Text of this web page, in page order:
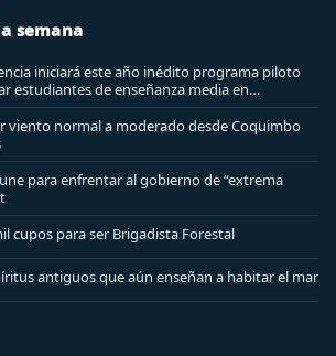
semana
iniciará este año inédito programa piloto
estudiantes de enseñanza media en
viento normal a moderado desde Coquimbo
para enfrentar al gobierno de “extrema
cupos para ser Brigadista Forestal
antiguos que aún enseñan a habitar el mar